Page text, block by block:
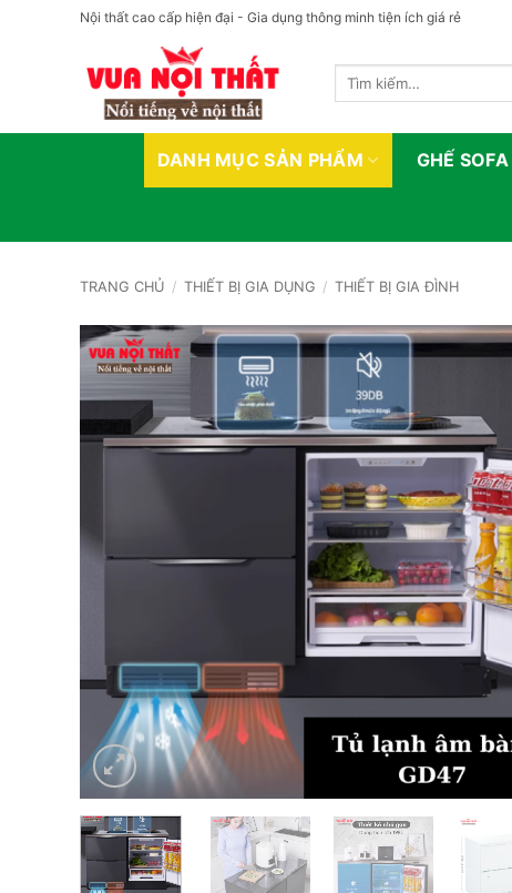
Nội thất cao cấp hiện đại - Gia dụng thông minh tiện ích giá rẻ
Tìm
DANH MỤC SẢN PHẨM GHẾ SOFA
TRANG CHỦ / THIẾT BỊ GIA DỤNG / THIẾT BỊ GIA ĐÌNH